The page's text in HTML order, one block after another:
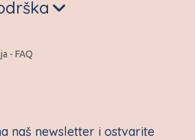
naš newsletter i ostvarite
- FAQ